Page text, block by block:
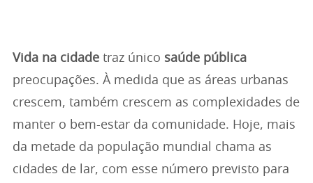
Vida na cidade traz único saúde pública
preocupações. À medida que as áreas urbanas
crescem, também crescem as complexidades de
manter o bem-estar da comunidade. Hoje, mais
da metade da população mundial chama as
cidades de lar, com esse número previsto para